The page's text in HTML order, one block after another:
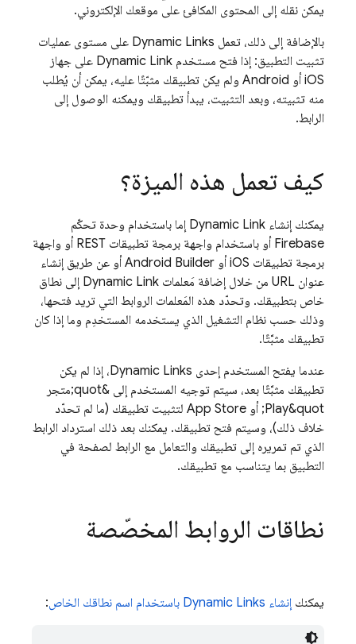
يمكن نقله إلى المحتوى المكافئ على موقعك الإلكتروني.
بالإضافة إلى ذلك، تعمل Dynamic Links على مستوى عمليات
تثبيت التطبيق: إذا فتح مستخدم Dynamic Link على جهاز
iOS أو Android ولم يكن تطبيقك مثبّتًا عليه، يمكن أن يُطلب
منه تثبيته، وبعد التثبيت، يبدأ تطبيقك ويمكنه الوصول إلى
الرابط.
كيف تعمل هذه الميزة؟
يمكنك إنشاء Dynamic Link إما باستخدام وحدة تحكّم
Firebase
أو باستخدام واجهة برمجة تطبيقات REST أو واجهة
برمجة تطبيقات iOS أو Android Builder أو عن طريق إنشاء
عنوان URL من خلال إضافة مَعلمات
Dynamic Link إلى نطاق
خاص بتطبيقك. وتحدّد هذه المَعلمات الروابط التي تريد فتحها،
وذلك حسب نظام التشغيل الذي يستخدمه المستخدِم وما إذا كان
تطبيقك مثبَّتًا.
عندما يفتح المستخدم إحدى Dynamic Links، إذا لم يكن
تطبيقك مثبَّتًا بعد، سيتم توجيه المستخدم إلى &quot;متجر
Play&quot; أو App Store لتثبيت تطبيقك (ما لم تحدّد
خلاف ذلك)، وسيتم فتح تطبيقك. يمكنك بعد ذلك استرداد الرابط
الذي تم تمريره إلى تطبيقك والتعامل مع الرابط لصفحة في
التطبيق بما يتناسب مع تطبيقك.
نطاقات الروابط المخصّصة
يمكنك إنشاء Dynamic Links باستخدام اسم نطاقك الخاص: